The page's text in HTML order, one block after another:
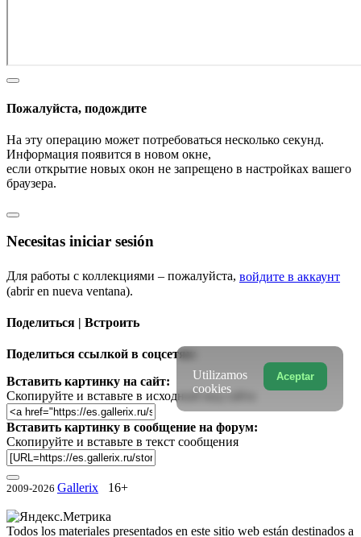
Пожалуйста, подождите
На эту операцию может потребоваться несколько секунд.
Информация появится в новом окне,
если открытие новых окон не запрещено в настройках вашего
браузера.
Necesitas iniciar sesión
Для работы с коллекциями – пожалуйста, войдите в аккаунт
(abrir en nueva ventana).
Поделиться | Встроить
Поделиться ссылкой в соцсетях:
Вставить картинку на сайт:
Скопируйте и вставьте в исходный код сайта
Вставить картинку в сообщение на форум:
Скопируйте и вставьте в текст сообщения
2009-2026 Gallerix 16+
Todos los materiales presentados en este sitio web están destinados a
Aceptar
Utilizamos
cookies